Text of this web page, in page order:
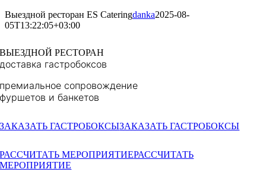
Выездной ресторан ES Cateringdanka2025-08-
05T13:22:05+03:00
ВЫЕЗДНОЙ РЕСТОРАН
доставка гастробоксов
премиальное сопровождение
фуршетов и банкетов
ЗАКАЗАТЬ ГАСТРОБОКСЫЗАКАЗАТЬ ГАСТРОБОКСЫ
РАССЧИТАТЬ МЕРОПРИЯТИЕРАССЧИТАТЬ
МЕРОПРИЯТИЕ